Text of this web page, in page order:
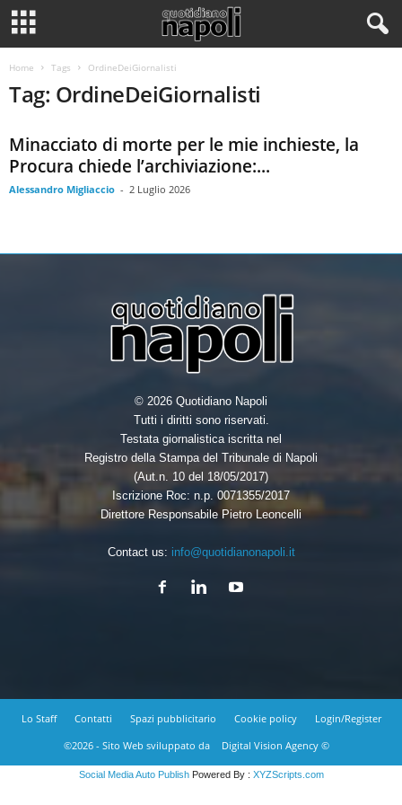
Home Tags OrdineDeiGiornalisti
Tag: OrdineDeiGiornalisti
Minacciato di morte per le mie inchieste, la
Procura chiede l’archiviazione:...
Alessandro Migliaccio - 2 Luglio 2026
© 2026 Quotidiano Napoli
Tutti i diritti sono riservati.
Testata giornalistica iscritta nel
Registro della Stampa del Tribunale di Napoli
(Aut.n. 10 del 18/05/2017)
Iscrizione Roc: n.p. 0071355/2017
Direttore Responsabile Pietro Leoncelli
Contact us: info@quotidianonapoli.it
Lo Staff Contatti Spazi pubblicitario Cookie policy
Login/Register
©2026 - Sito Web sviluppato da
Digital Vision Agency ©
Social Media Auto PublishPowered By : XYZScripts.com